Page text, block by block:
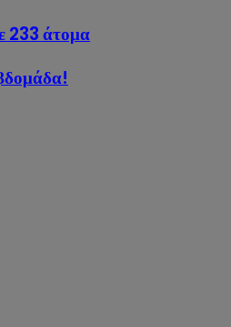
233 άτομα